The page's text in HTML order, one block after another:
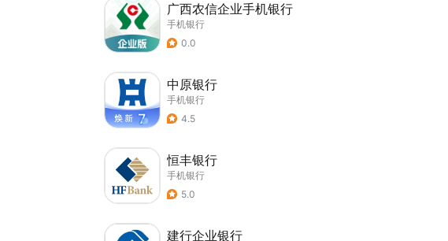
广西农信企业手机银行
手机银行
0.0
中原银行
手机银行
4.5
恒丰银行
手机银行
5.0
建行企业银行